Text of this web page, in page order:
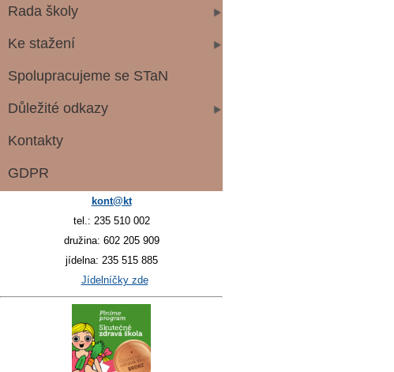
Rada školy
Ke stažení
Spolupracujeme se STaN
Důležité odkazy
Kontakty
GDPR
kont@kt
tel.: 235 510 002
družina: 602 205 909
jídelna: 235 515 885
Jídelníčky zde